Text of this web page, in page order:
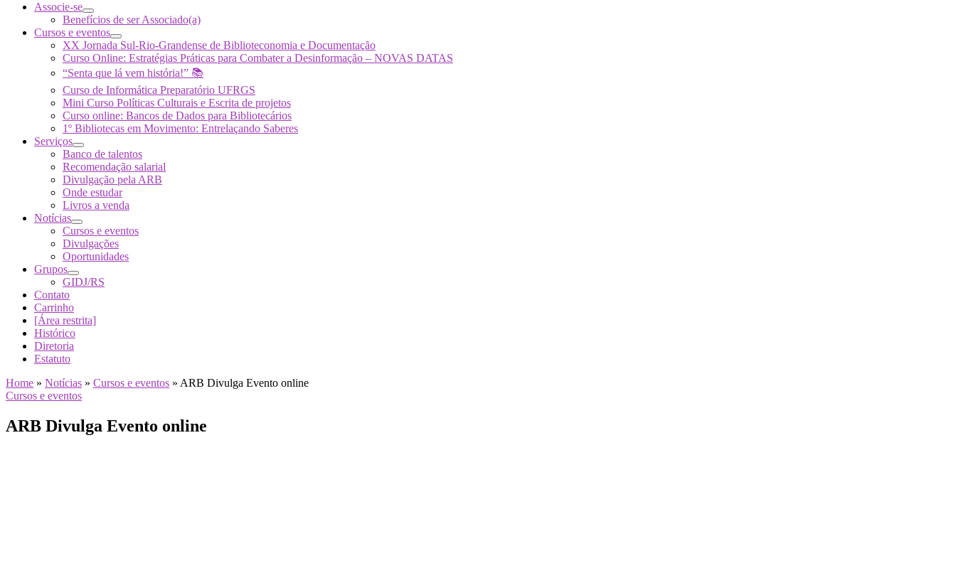
Associe-se
Benefícios de ser Associado(a)
Cursos e eventos
XX Jornada Sul-Rio-Grandense de Biblioteconomia e Documentação
Curso Online: Estratégias Práticas para Combater a Desinformação – NOVAS DATAS
“Senta que lá vem história!” 📚
Curso de Informática Preparatório UFRGS
Mini Curso Políticas Culturais e Escrita de projetos
Curso online: Bancos de Dados para Bibliotecários
1º Bibliotecas em Movimento: Entrelaçando Saberes
Serviços
Banco de talentos
Recomendação salarial
Divulgação pela ARB
Onde estudar
Livros a venda
Notícias
Cursos e eventos
Divulgações
Oportunidades
Grupos
GIDJ/RS
Contato
Carrinho
[Área restrita]
Histórico
Diretoria
Estatuto
Home » Notícias » Cursos e eventos » ARB Divulga Evento online
Cursos e eventos
ARB Divulga Evento online